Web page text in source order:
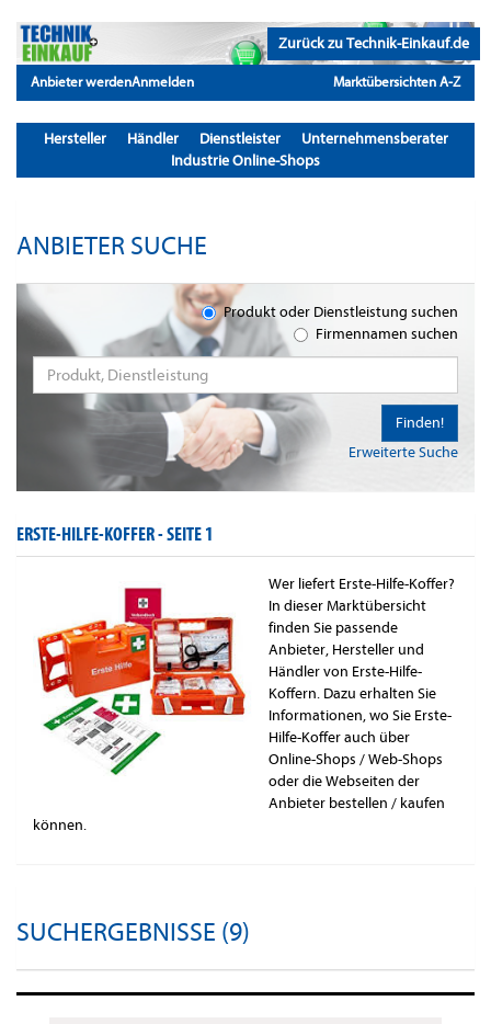
Zurück zu Technik-Einkauf.de
Anbieter werdenAnmelden Marktübersichten A-Z
Hersteller Händler Dienstleister
Unternehmensberater
Industrie Online-Shops
ANBIETER SUCHE
Produkt oder Dienstleistung suchen
Firmennamen suchen
Erweiterte Suche
Finden!
ERSTE-HILFE-KOFFER -SEITE 1
Wer liefert Erste-Hilfe-Koffer?
In dieser Marktübersicht
finden Sie passende
Anbieter, Hersteller und
Händler von Erste-Hilfe-
Koffern. Dazu erhalten Sie
Informationen, wo Sie Erste-
Hilfe-Koffer auch über
Online-Shops / Web-Shops
oder die Webseiten der
Anbieter bestellen / kaufen
können.
SUCHERGEBNISSE (9)